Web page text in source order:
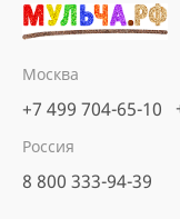
Москва
+7 499 704-65-10
Россия
8 800 333-94-39